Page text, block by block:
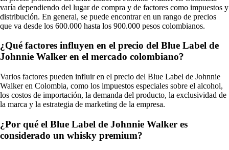
varía dependiendo del lugar de compra y de factores como impuestos y
distribución. En general, se puede encontrar en un rango de precios
que va desde los 600.000 hasta los 900.000 pesos colombianos.
¿Qué factores influyen en el precio del Blue Label de
Johnnie Walker en el mercado colombiano?
Varios factores pueden influir en el precio del Blue Label de Johnnie
Walker en Colombia, como los impuestos especiales sobre el alcohol,
los costos de importación, la demanda del producto, la exclusividad de
la marca y la estrategia de marketing de la empresa.
¿Por qué el Blue Label de Johnnie Walker es
considerado un whisky premium?